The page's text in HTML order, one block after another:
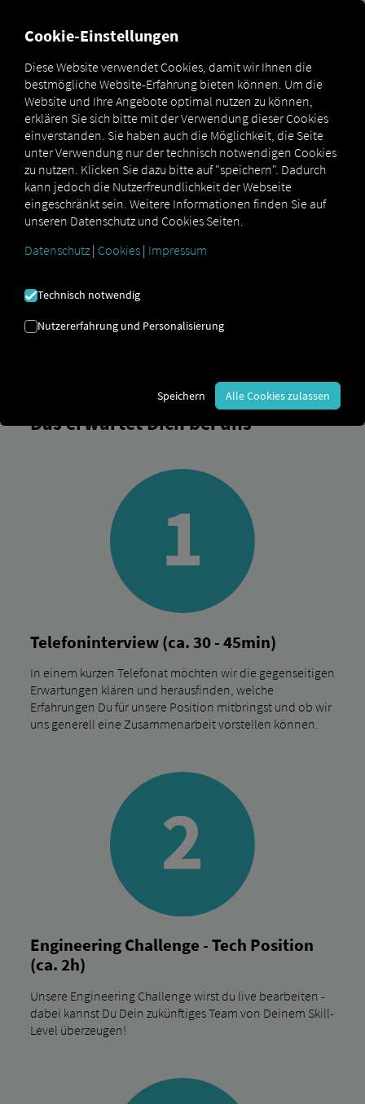
BEWERBUNGSPROZESS
Bereit, in unser Superhelden-Team zu kommen? In
unserem Recruiting Prozess wollen wir herausfinden, ob
Dein Weg zu unserem passt: Dein Mindset, Dein Skillset,
aber vor allem natürlich Deine Begeisterung für RIO! Wir
freuen uns jetzt schon, Dich durch unsere einzelnen
Schritte begleiten zu dürfen.
aussagekräftigen und vollständigen Lebenslauf.
Das erwartet Dich bei uns
Telefoninterview (ca. 30 - 45min)
In einem kurzen Telefonat möchten wir die gegenseitigen
Erwartungen klären und herausfinden, welche
Erfahrungen Du für unsere Position mitbringst und ob wir
uns generell eine Zusammenarbeit vorstellen können.
Engineering Challenge - Tech Position
(ca. 2h)
Unsere Engineering Challenge wirst du live bearbeiten -
dabei kannst Du Dein zukünftiges Team von Deinem Skill-
Level überzeugen!
Cookie-Einstellungen
Diese Website verwendet Cookies, damit wir Ihnen die
bestmögliche Website-Erfahrung bieten können. Um die
Website und Ihre Angebote optimal nutzen zu können,
erklären Sie sich bitte mit der Verwendung dieser Cookies
einverstanden. Sie haben auch die Möglichkeit, die Seite
unter Verwendung nur der technisch notwendigen Cookies
zu nutzen. Klicken Sie dazu bitte auf "speichern". Dadurch
kann jedoch die Nutzerfreundlichkeit der Webseite
eingeschränkt sein. Weitere Informationen finden Sie auf
unseren Datenschutz und Cookies Seiten.
Datenschutz | Cookies | Impressum
Technisch notwendig
Nutzererfahrung und Personalisierung
Speichern Alle Cookies zulassen